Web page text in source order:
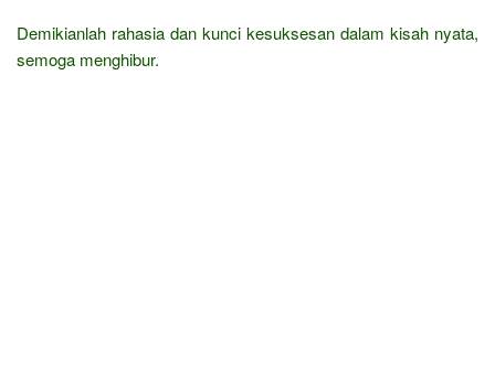
Demikianlah rahasia dan kunci kesuksesan dalam kisah nyata,
semoga menghibur.